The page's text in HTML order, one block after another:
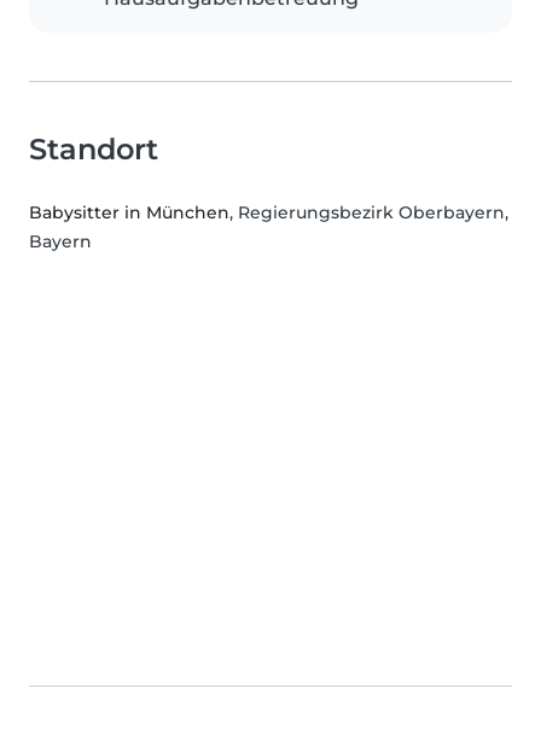
Standort
Babysitter in München, Regierungsbezirk Oberbayern,
Bayern